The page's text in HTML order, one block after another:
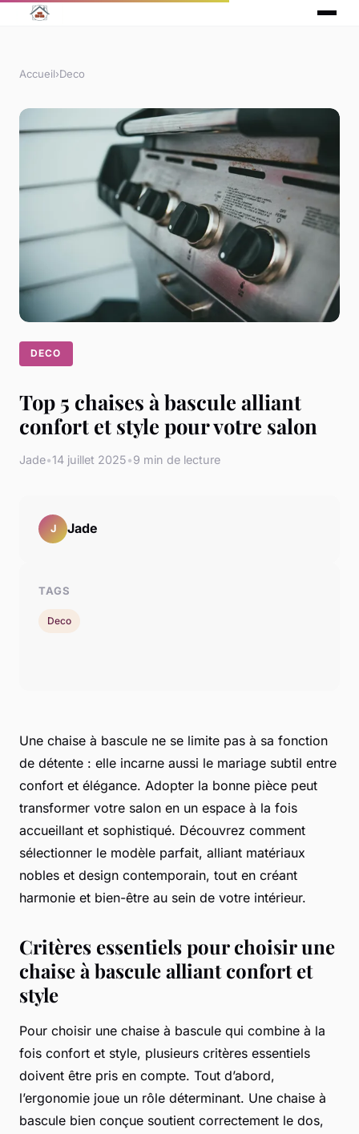
Accueil›Deco
DECO
Top 5 chaises à bascule alliant
confort et style pour votre salon
Jade•14 juillet 2025•9 min de lecture
Une chaise à bascule ne se limite pas à sa fonction
de détente : elle incarne aussi le mariage subtil entre
confort et élégance. Adopter la bonne pièce peut
transformer votre salon en un espace à la fois
accueillant et sophistiqué. Découvrez comment
sélectionner le modèle parfait, alliant matériaux
nobles et design contemporain, tout en créant
harmonie et bien-être au sein de votre intérieur.
Critères essentiels pour choisir une
chaise à bascule alliant confort et
style
Pour choisir une chaise à bascule qui combine à la
fois confort et style, plusieurs critères essentiels
doivent être pris en compte. Tout d’abord,
l’ergonomie joue un rôle déterminant. Une chaise à
bascule bien conçue soutient correctement le dos,
J Jade
TAGS
Deco